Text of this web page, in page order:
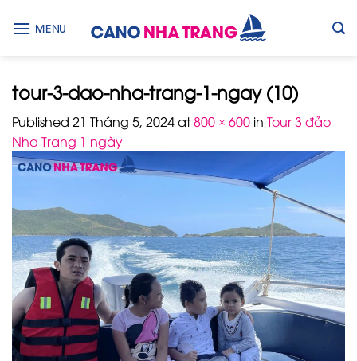
MENU
tour-3-dao-nha-trang-1-ngay (10)
Published 21 Tháng 5, 2024at800 × 600 in Tour 3 đảo
Nha Trang 1 ngày